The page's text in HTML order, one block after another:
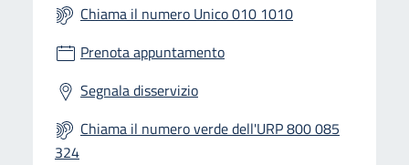
Chiama il numero Unico 010 1010
Prenota appuntamento
Segnala disservizio
Chiama il numero verde dell'URP 800 085
324